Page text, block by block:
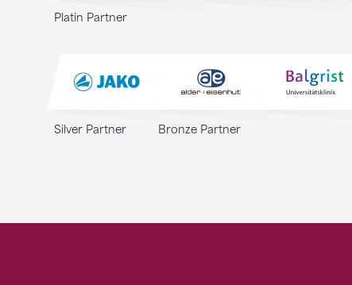
Platin Partner
Silver Partner Bronze Partner